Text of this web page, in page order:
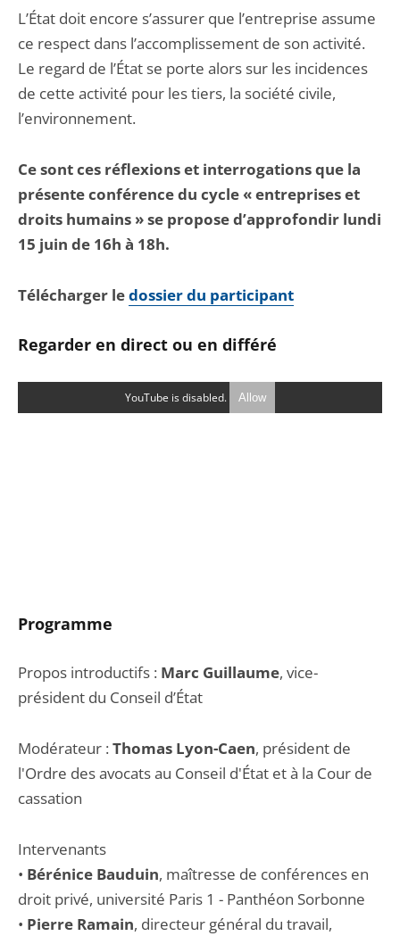
L’État doit encore s’assurer que l’entreprise assume
ce respect dans l’accomplissement de son activité.
Le regard de l’État se porte alors sur les incidences
de cette activité pour les tiers, la société civile,
l’environnement.
Ce sont ces réflexions et interrogations que la
présente conférence du cycle « entreprises et
droits humains » se propose d’approfondir lundi
15 juin de 16h à 18h.
Télécharger ledossier du participant
Regarder en direct ou en différé
YouTube is disabled. Allow
Programme
Propos introductifs : Marc Guillaume, vice-
président du Conseil d’État
Modérateur : Thomas Lyon-Caen, président de
l'Ordre des avocats au Conseil d'État et à la Cour de
cassation
Intervenants
• Bérénice Bauduin, maîtresse de conférences en
droit privé, université Paris 1 - Panthéon Sorbonne
• Pierre Ramain, directeur général du travail,